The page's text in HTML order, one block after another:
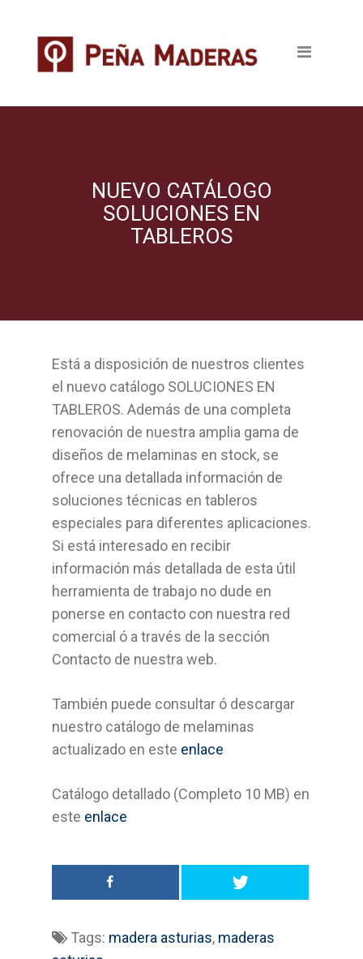
Productos
Tableros
Pavimentos
Revestimientos
Bricolage
Sistemas Grass
Armarios empotrados
Cabinas Sanitarias
Formica
Outlet
Servicios
Aplicaciones
Suelos laminados
Decoración del hogar
Madera para exterior y
NUEVO CATÁLOGO
SOLUCIONES EN
TABLEROS
Está a disposición de nuestros clientes
el nuevo catálogo SOLUCIONES EN
TABLEROS. Además de una completa
renovación de nuestra amplia gama de
diseños de melaminas en stock, se
ofrece una detallada información de
soluciones técnicas en tableros
especiales para diferentes aplicaciones.
Si está interesado en recibir
información más detallada de esta útil
herramienta de trabajo no dude en
ponerse en contacto con nuestra red
comercial ó a través de la sección
Contacto de nuestra web.
También puede consultar ó descargar
nuestro catálogo de melaminas
actualizado en este enlace
Catálogo detallado (Completo 10 MB) en
este enlace
Tags: madera asturias, maderas